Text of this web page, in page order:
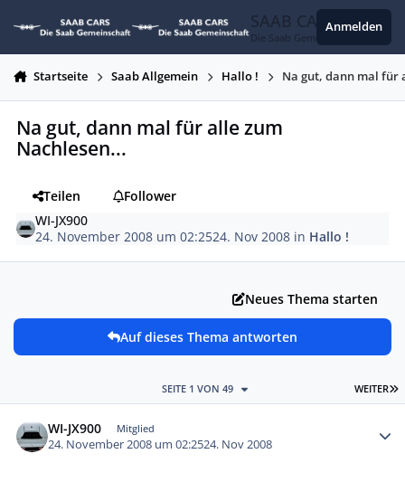
SAAB CARS
Die Saab Gemeinschaft
Anmelden
Startseite Saab Allgemein Hallo ! Na gut, dann mal für
Na gut, dann mal für alle zum
Nachlesen...
Teilen
Follower
WI-JX900
24. November 2008 um 02:2524. Nov 2008 in Hallo !
Neues Thema starten
Auf dieses Thema antworten
WEITER
SEITE 1 VON 49
WI-JX900 Mitglied
24. November 2008 um 02:2524. Nov 2008